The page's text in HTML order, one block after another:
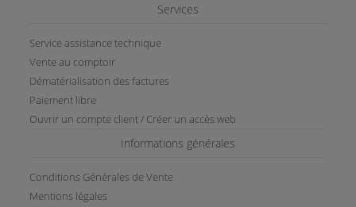
Services
Service assistance technique
Vente au comptoir
Dématérialisation des factures
Paiement libre
Ouvrir un compte client / Créer un accès web
Informations générales
Conditions Générales de Vente
Mentions légales